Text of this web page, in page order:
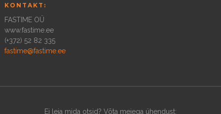
KONTAKT:
FASTIME OÜ
www.fastime.ee
(+372) 52 82 335
fastime@fastime.ee
Ei leia mida otsid? Võta meiega ühendust: